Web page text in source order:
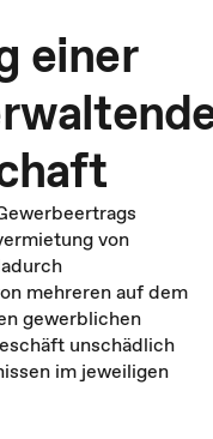
einer
von
mehreren auf dem
gewerblichen
unschädlich
im jeweiligen